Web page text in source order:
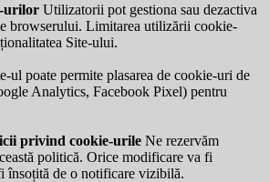
urilor Utilizatorii pot gestiona sau dezactiva
browserului. Limitarea utilizării cookie-
Site-ului.
ul poate permite plasarea de cookie-uri de
Analytics, Facebook Pixel) pentru
privind cookie-urile Ne rezervăm
politică. Orice modificare va fi
însoțită de o notificare vizibilă.